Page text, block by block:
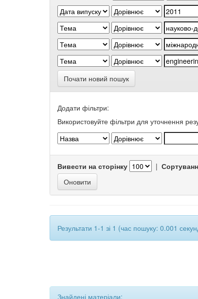
Почати новий пошук
Додати фільтри:
Використовуйте фільтри для уточнення
Вивести на сторінку |
Результати 1-1 зі 1 (час пошуку: 0.001
Знайдені матеріали: